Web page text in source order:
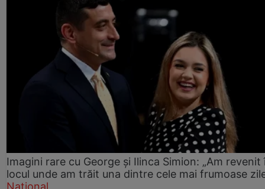
Imagini rare cu George și Ilinca Simion: „Am revenit
locul unde am trăit una dintre cele mai frumoase